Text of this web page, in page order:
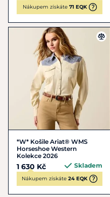
Nákupem získáte 71 EQK
*W* Košile Ariat® WMS
Horseshoe Western
Kolekce 2026
1 630 Kč Skladem
Nákupem získáte 24 EQK